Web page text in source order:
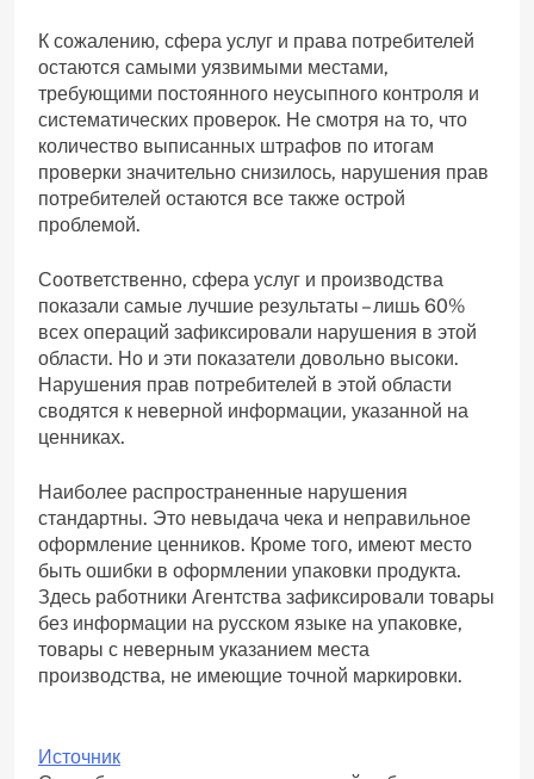
К сожалению, сфера услуг и права потребителей
остаются самыми уязвимыми местами,
требующими постоянного неусыпного контроля и
систематических проверок. Не смотря на то, что
количество выписанных штрафов по итогам
проверки значительно снизилось, нарушения прав
потребителей остаются все также острой
проблемой.
Соответственно, сфера услуг и производства
показали самые лучшие результаты – лишь 60%
всех операций зафиксировали нарушения в этой
области. Но и эти показатели довольно высоки.
Нарушения прав потребителей в этой области
сводятся к неверной информации, указанной на
ценниках.
Наиболее распространенные нарушения
стандартны. Это невыдача чека и неправильное
оформление ценников. Кроме того, имеют место
быть ошибки в оформлении упаковки продукта.
Здесь работники Агентства зафиксировали товары
без информации на русском языке на упаковке,
товары с неверным указанием места
производства, не имеющие точной маркировки.
Источник